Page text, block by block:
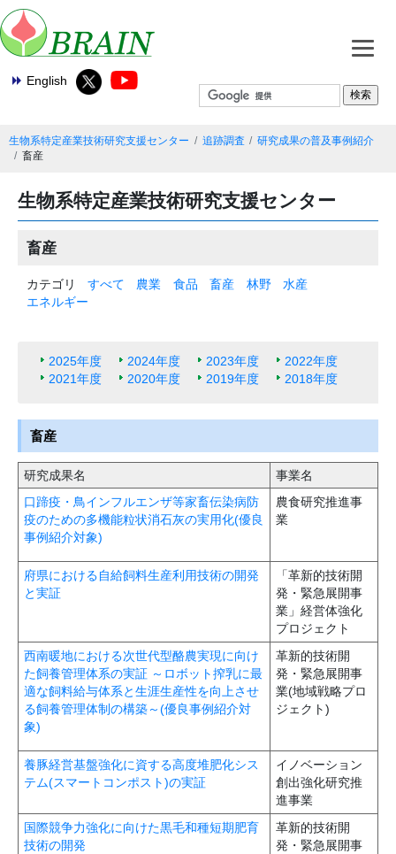
English
生物系特定産業技術研究支援センター 追跡調査
研究成果の普及事例紹介
畜産
生物系特定産業技術研究支援センター
畜産
カテゴリ すべて 農業 食品 畜産 林野
水産
エネルギー
2025年度 2024年度 2023年度
2022年度
2021年度
2020年度 2019年度 2018年度
畜産
研究成果名
事業名
口蹄疫・鳥インフルエンザ等家畜伝染病防
疫のための多機能粒状消石灰の実用化(優良
事例紹介対象)
農食研究推進事
業
府県における自給飼料生産利用技術の開発
と実証
「革新的技術開
発・緊急展開事
業」経営体強化
プロジェクト
西南暖地における次世代型酪農実現に向け
た飼養管理体系の実証 ～ロボット搾乳に最
適な飼料給与体系と生涯生産性を向上させ
る飼養管理体制の構築～(優良事例紹介対
象)
革新的技術開
発・緊急展開事
業(地域戦略プロ
ジェクト)
養豚経営基盤強化に資する高度堆肥化シス
テム(スマートコンポスト)の実証
イノベーション
創出強化研究推
進事業
国際競争力強化に向けた黒毛和種短期肥育
技術の開発
革新的技術開
発・緊急展開事